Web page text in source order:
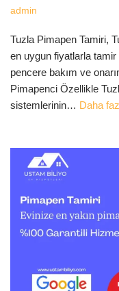
admin
Tuzla Pimapen Tamiri,
en uygun fiyatlarla
pencere bakım ve
Pimapenci Özellikle
sistemlerinin… Daha